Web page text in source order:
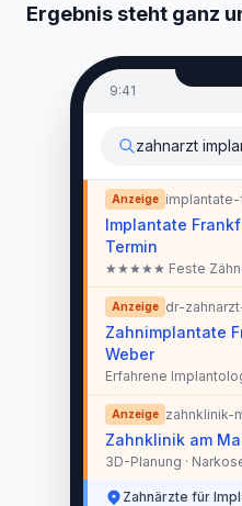
Ergebnis steht ganz
9:41
zahnarzt
Anzeige
Implantate
Termin
★★★★★ Feste
Anzeige dr-
Zahnimplantate
Weber
Erfahrene
Anzeige zahnklinik-
Zahnklinik am
3D-Planung ·
Zahnärzte für